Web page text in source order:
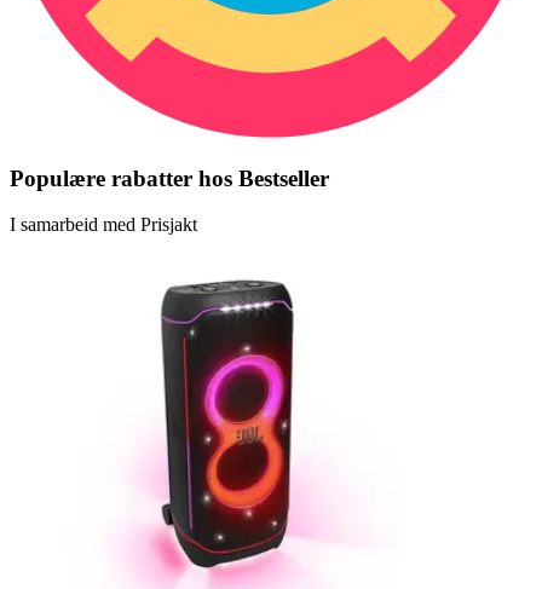
Populære rabatter hos Bestseller
I samarbeid med Prisjakt